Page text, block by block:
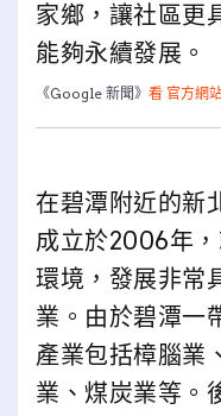
家鄉，讓社區更
能夠永續發展。
《Google 新聞》 看 官方網
在碧潭附近的新
成立於2006年
環境，發展非常
業。由於碧潭一
產業包括樟腦業
業、煤炭業等。